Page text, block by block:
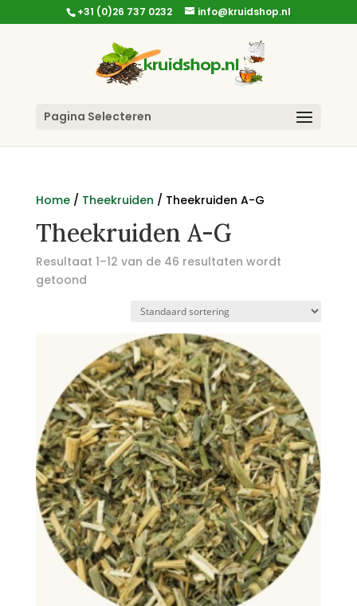
+31 (0)26 737 0232 info@kruidshop.nl
Pagina Selecteren
Home/ Theekruiden / Theekruiden A-G
Theekruiden A-G
Resultaat 1–12 van de 46 resultaten wordt
getoond